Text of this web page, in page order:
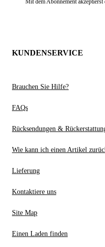
Mit dem Abonnement akzeptierst
KUNDENSERVICE
Brauchen Sie Hilfe?
FAQs
Rücksendungen &
Wie kann ich einen Artikel
Lieferung
Kontaktiere uns
Site Map
Einen Laden finden